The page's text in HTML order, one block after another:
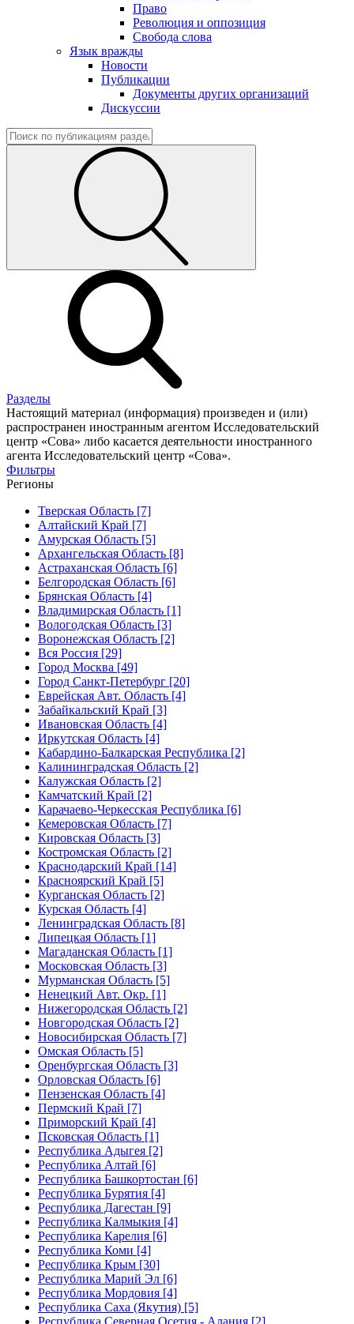
Право
Революция и оппозиция
Свобода слова
Язык вражды
Новости
Публикации
Документы других организаций
Дискуссии
Разделы
Настоящий материал (информация) произведен и (или)
распространен иностранным агентом Исследовательский
центр «Сова» либо касается деятельности иностранного
агента Исследовательский центр «Сова».
Фильтры
Регионы
Тверская Область [7]
Алтайский Край [7]
Амурская Область [5]
Архангельская Область [8]
Астраханская Область [6]
Белгородская Область [6]
Брянская Область [4]
Владимирская Область [1]
Вологодская Область [3]
Воронежская Область [2]
Вся Россия [29]
Город Москва [49]
Город Санкт-Петербург [20]
Еврейская Авт. Область [4]
Забайкальский Край [3]
Ивановская Область [4]
Иркутская Область [4]
Кабардино-Балкарская Республика [2]
Калининградская Область [2]
Калужская Область [2]
Камчатский Край [2]
Карачаево-Черкесская Республика [6]
Кемеровская Область [7]
Кировская Область [3]
Костромская Область [2]
Краснодарский Край [14]
Красноярский Край [5]
Курганская Область [2]
Курская Область [4]
Ленинградская Область [8]
Липецкая Область [1]
Магаданская Область [1]
Московская Область [3]
Мурманская Область [5]
Ненецкий Авт. Окр. [1]
Нижегородская Область [2]
Новгородская Область [2]
Новосибирская Область [7]
Омская Область [5]
Оренбургская Область [3]
Орловская Область [6]
Пензенская Область [4]
Пермский Край [7]
Приморский Край [4]
Псковская Область [1]
Республика Адыгея [2]
Республика Алтай [6]
Республика Башкортостан [6]
Республика Бурятия [4]
Республика Дагестан [9]
Республика Калмыкия [4]
Республика Карелия [6]
Республика Коми [4]
Республика Крым [30]
Республика Марий Эл [6]
Республика Мордовия [4]
Республика Саха (Якутия) [5]
Республика Северная Осетия - Алания [2]